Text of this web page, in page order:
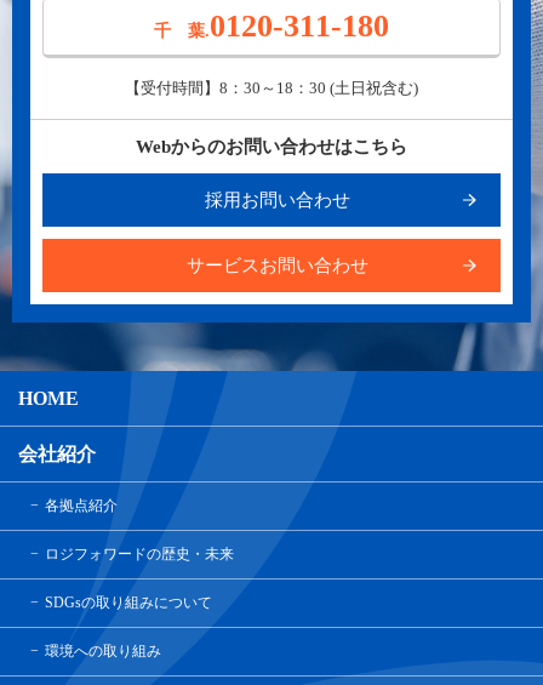
千 葉.0120-311-180
【受付時間】8：30～18：30 (土日祝含む)
Webからのお問い合わせはこちら
採用お問い合わせ
サービスお問い合わせ
HOME
会社紹介
各拠点紹介
ロジフォワードの歴史・未来
SDGsの取り組みについて
環境への取り組み